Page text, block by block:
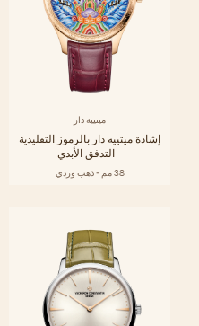
ميتييه دار
إشادة ميتييه دار بالرموز التقليدية
- التدفق الأبدي
38 مم - ذهب وردي